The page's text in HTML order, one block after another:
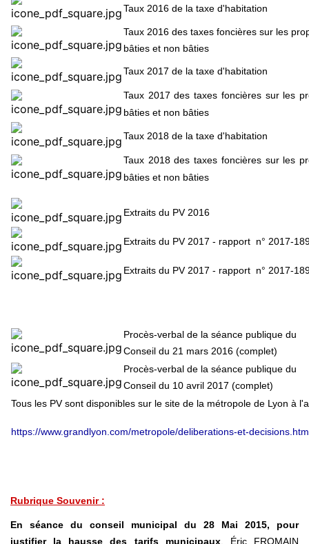
Taux 2016 de la taxe d'habitation
Taux 2016 des taxes foncières sur les
bâties et non bâties
Taux 2017 de la taxe d'habitation
Taux 2017 des taxes foncières sur les
bâties et non bâties
Taux 2018 de la taxe d'habitation
Taux 2018 des taxes foncières sur les
bâties et non bâties
Extraits du PV 2016
Extraits du PV 2017 - rapport n° 2017-
Extraits du PV 2017 - rapport n° 2017-
Procès-verbal de la séance publique du
Conseil du 21 mars 2016 (complet)
Procès-verbal de la séance publique du
Conseil du 10 avril 2017 (complet)
Tous les PV sont disponibles sur le site de la métropole de Lyon à
https://www.grandlyon.com/metropole/deliberations-et-
Rubrique Souvenir :
En séance du conseil municipal du 28 Mai 2015, pour
justifier la hausse des tarifs municipaux, Éric FROMAIN